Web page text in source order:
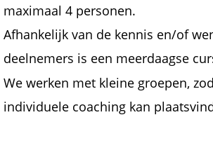
maximaal 4 personen.
Afhankelijk van de kennis en/of
deelnemers is een meerdaagse
We werken met kleine groepen,
individuele coaching kan